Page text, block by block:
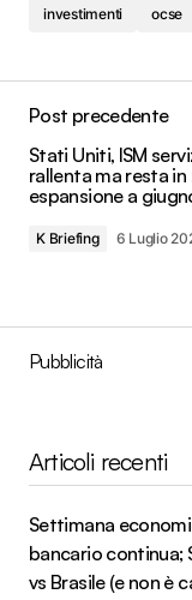
investimenti
ocse
Post precedente
Stati Uniti, ISM
rallenta ma resta in
espansione a
K Briefing 6 Luglio
Pubblicità
Articoli recenti
Settimana
bancario continua;
vs Brasile (e non è